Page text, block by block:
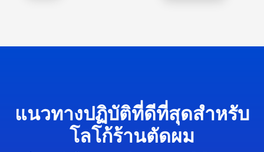
แนวทางปฏิบัติที่ดีที่สุดสำหรับ
โลโก้ร้านตัดผม